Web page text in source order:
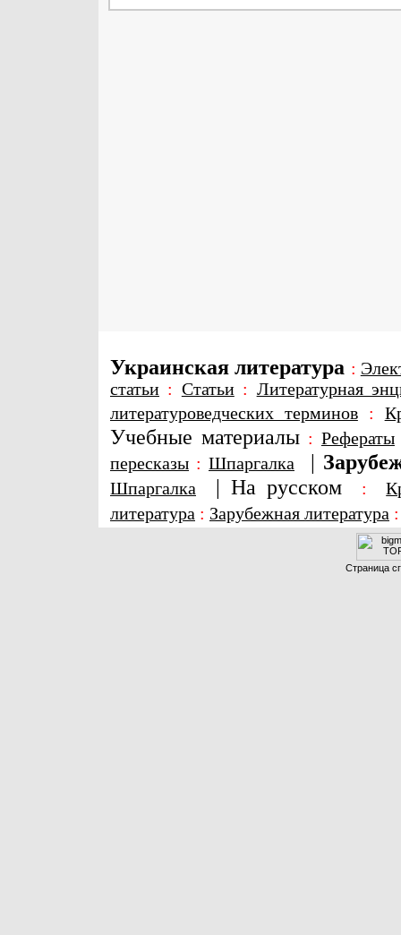
Украинская литература :
статьи : Статьи: Литературная
литературоведческих терминов:
Учебные материалы : Рефераты
пересказы : Шпаргалка |
Шпаргалка | На русском :
литература : Зарубежная литература
Страница